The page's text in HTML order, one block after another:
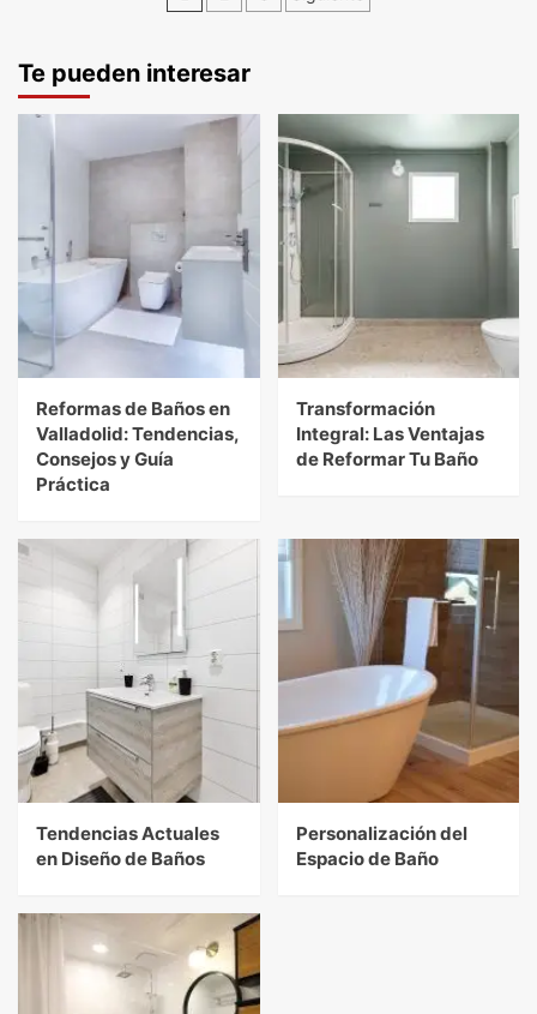
Te pueden interesar
Reformas de Baños en
Valladolid: Tendencias,
Consejos y Guía
Práctica
Transformación
Integral: Las Ventajas
de Reformar Tu Baño
Tendencias Actuales
en Diseño de Baños
Personalización del
Espacio de Baño